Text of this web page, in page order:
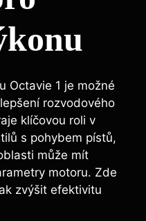
Octavie 1 je možné
rozvodového
klíčovou roli v
s pohybem pístů,
může mít
motoru. Zde
zvýšit efektivitu